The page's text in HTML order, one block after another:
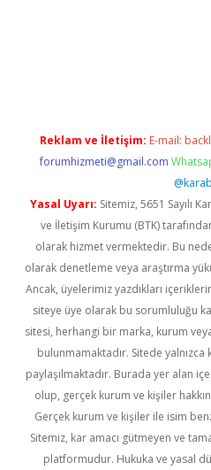
Reklam ve İletişim: E-mail:
forumhizmeti@gmail.com
Yasal Uyarı: Sitemiz, 5651 Sayılı
ve İletişim Kurumu (BTK)
olarak hizmet vermektedir. Bu
olarak denetleme veya araştırma
Ancak, üyelerimiz yazdıkları
siteye üye olarak bu sorumluluğu
sitesi, herhangi bir marka, kurum
bulunmamaktadır. Sitede yalnızca
paylaşılmaktadır. Burada yer alan
olup, gerçek kurum ve kişiler
Gerçek kurum ve kişiler ile isim
Sitemiz, kar amacı gütmeyen ve
platformudur. Hukuka ve yasal